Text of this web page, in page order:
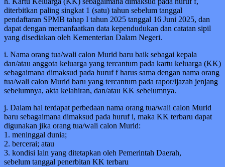
diterbitkan paling singkat 1 (satu) tahun sebelum tanggal
pendaftaran SPMB tahap I tahun 2025 tanggal 16 Juni 2025, dan
dapat dengan memanfaatkan data kependudukan dan catatan sipil
yang disediakan oleh Kementerian Dalam Negeri.
i. Nama orang tua/wali calon Murid baru baik sebagai kepala
dan/atau anggota keluarga yang tercantum pada kartu keluarga (KK)
sebagaimana dimaksud pada huruf f harus sama dengan nama orang
tua/wali calon Murid baru yang tercantum pada rapor/ijazah jenjang
sebelumnya, akta kelahiran, dan/atau KK sebelumnya.
j. Dalam hal terdapat perbedaan nama orang tua/wali calon Murid
baru sebagaimana dimaksud pada huruf i, maka KK terbaru dapat
digunakan jika orang tua/wali calon Murid:
1. meninggal dunia;
2. bercerai; atau
3. kondisi lain yang ditetapkan oleh Pemerintah Daerah,
sebelum tanggal penerbitan KK terbaru